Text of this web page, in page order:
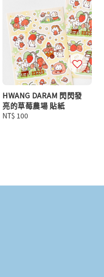
HWANG DARAM 閃閃發
亮的草莓農場 貼紙
Regular
NT$ 100